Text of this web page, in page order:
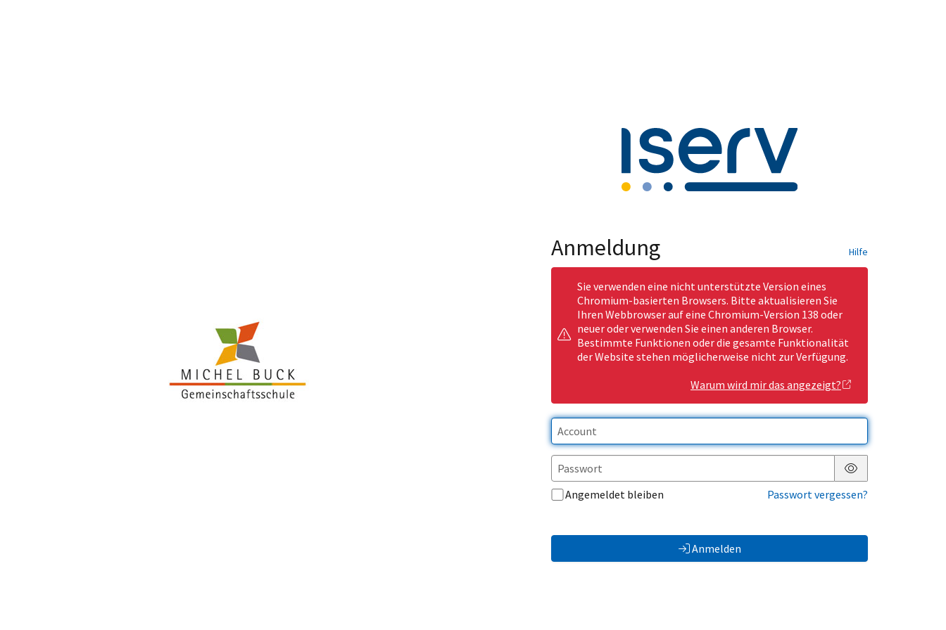
Anmeldung Hilfe
Sie verwenden eine nicht unterstützte Version eines
Chromium-basierten Browsers. Bitte aktualisieren Sie
Ihren Webbrowser auf eine Chromium-Version 138 oder
neuer oder verwenden Sie einen anderen Browser.
Bestimmte Funktionen oder die gesamte Funktionalität
der Website stehen möglicherweise nicht zur Verfügung.
Warum wird mir das angezeigt?
Passwort anzeigen
Angemeldet bleiben
Passwort vergessen?
Anmelden